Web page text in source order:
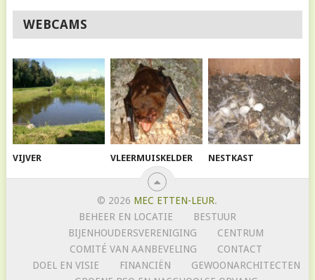
WEBCAMS
VIJVER VLEERMUISKELDER NESTKAST
© 2026 MEC ETTEN-LEUR.
BEHEER EN LOCATIE
BESTUUR
BIJENHOUDERSVERENIGING
CENTRUM
COMITÉ VAN AANBEVELING
CONTACT
DOEL EN VISIE
FINANCIËN
GEWOONARCHITECTEN